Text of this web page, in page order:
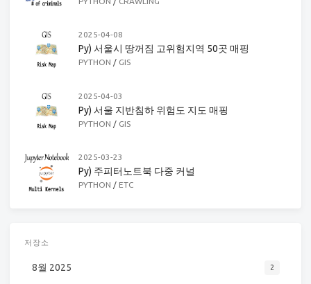
2025-04-08
Py) 서울시 땅꺼짐 고위험지역 50곳 매핑
PYTHON / GIS
2025-04-03
Py) 서울 지반침하 위험도 지도 매핑
PYTHON / GIS
2025-03-23
Py) 주피터노트북 다중 커널
PYTHON / ETC
저장소
8월 2025 2